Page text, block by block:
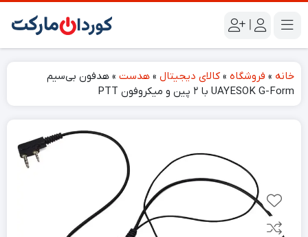
|
خانه » فروشگاه » کالای دیجیتال » هدست » هدفون بی‌سیم
UAYESOK G-Form با ۲ پین و میکروفون PTT